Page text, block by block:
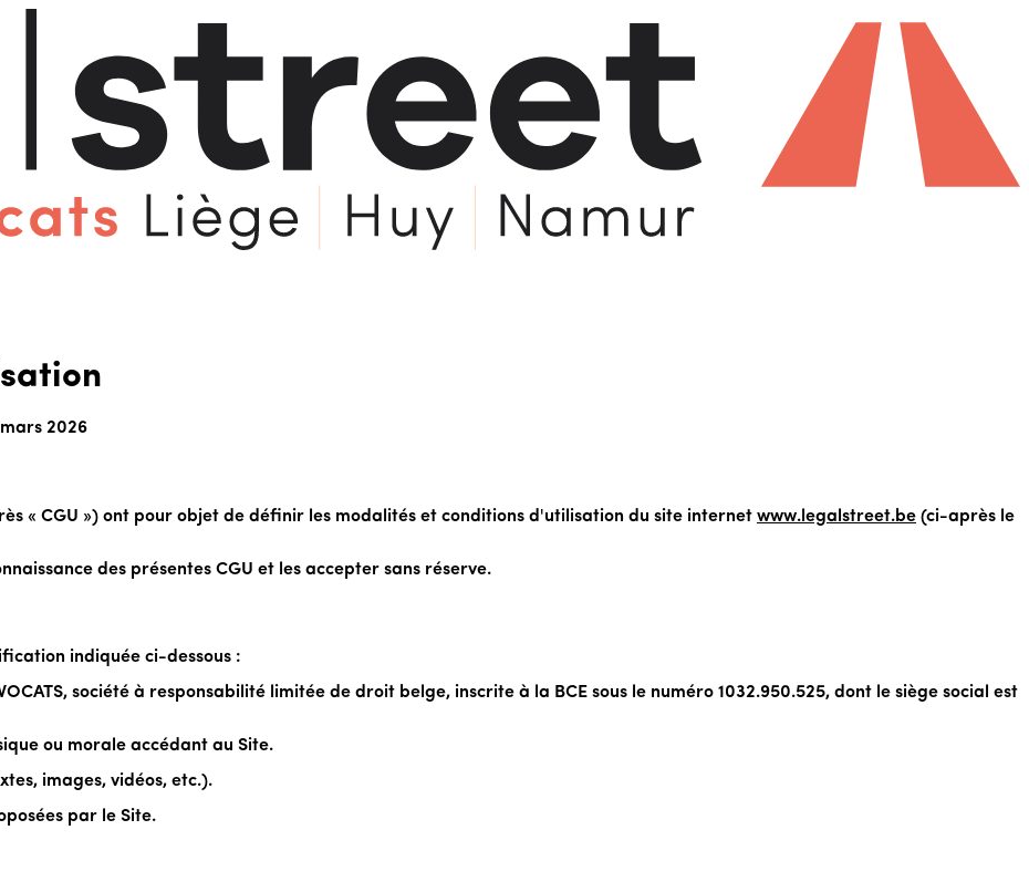
2026
« CGU ») ont pour objet de définir les modalités et conditions d'utilisation du site internet www.legalstreet.be (ci-après le
des présentes CGU et les accepter sans réserve.
indiquée ci-dessous :
société à responsabilité limitée de droit belge, inscrite à la BCE sous le numéro 1032.950.525, dont le siège social est
ou morale accédant au Site.
images, vidéos, etc.).
par le Site.